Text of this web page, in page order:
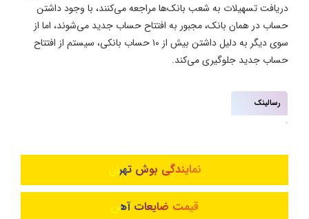
دریافت تسهیلات به شعب بانک‌ها مراجعه می‌کنند، با وجود داشتن
حساب در همان بانک، مجبور به افتتاح حساب جدید می‌شوند، اما از
سوی دیگر به دلیل داشتن بیش از ۱۰ حساب بانکی، سیستم از افتتاح
حساب جدید جلوگیری می‌کند.
رسالینک
نمایندگی بوش تهران
قیمت ضایعات آهن